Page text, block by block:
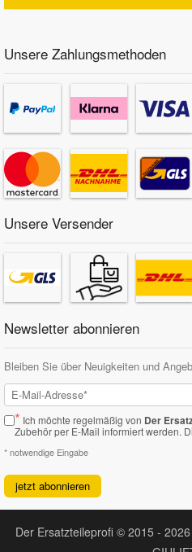
Unsere Zahlungsmethoden
Unsere Versender
Newsletter abonnieren
Bleiben Sie über Neuigkeiten und
* Ich möchte regelmäßig von Der
Zubehör per E-Mail informiert werden.
* notwendige Eingabe
jetzt abonnieren
Der Ersatzteileprofi © 2015 -